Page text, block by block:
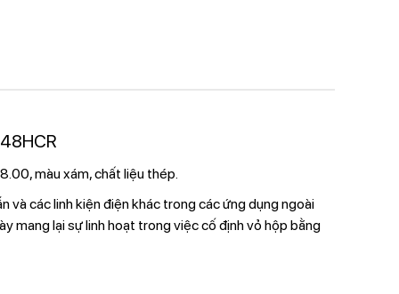
màu xám, chất liệu thép.
và các linh kiện điện khác trong các ứng dụng ngoài
mang lại sự linh hoạt trong việc cố định vỏ hộp bằng